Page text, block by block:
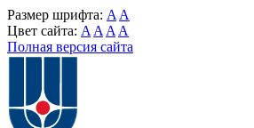
Размер шрифта: A A
Цвет сайта: A A A A
Полная версия сайта